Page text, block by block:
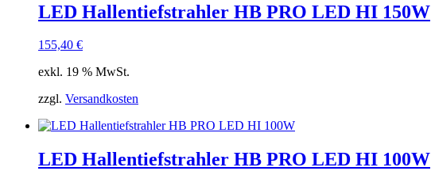
LED Hallentiefstrahler HB PRO LED HI 150W
155,40 €
exkl. 19 % MwSt.
zzgl. Versandkosten
LED Hallentiefstrahler HB PRO LED HI 100W